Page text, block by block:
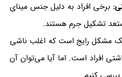
برخی افراد به دلیل جنس مینای
تشکیل جرم هستند.
مشکل رایج است که اغلب ناشی
افراد است. اما آیا می‌توان آن